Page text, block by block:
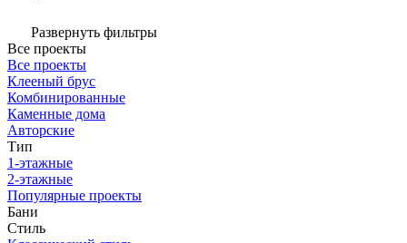
Развернуть фильтры
Все проекты
Все проекты
Клееный брус
Комбинированные
Каменные дома
Авторские
Тип
1-этажные
2-этажные
Популярные проекты
Бани
Стиль